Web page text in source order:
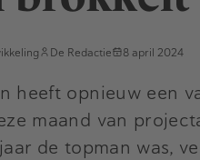
De Redactie 8 april 2024
heeft opnieuw een
maand van
de topman was,